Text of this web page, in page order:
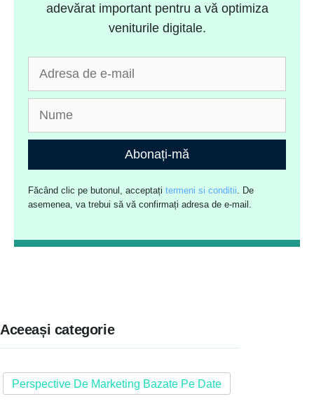
adevărat important pentru a vă optimiza
veniturile digitale.
Abonați-mă
Făcând clic pe butonul, acceptațitermeni si conditii . De
asemenea, va trebui să vă confirmați adresa de e-mail.
Aceeași categorie
Perspective De Marketing Bazate Pe Date